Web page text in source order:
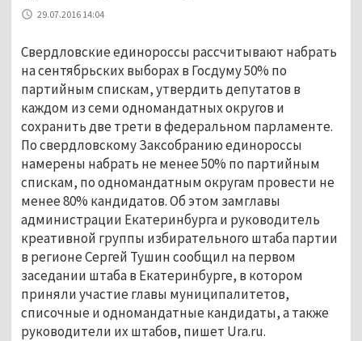
29.07.2016 14:04
Свердловские единороссы рассчитывают набрать
на сентябрьских выборах в Госдуму 50% по
партийным спискам, утвердить депутатов в
каждом из семи одномандатных округов и
сохранить две трети в федеральном парламенте.
По свердловскому Заксобранию единороссы
намерены набрать не менее 50% по партийным
спискам, по одномандатным округам провести не
менее 80% кандидатов. Об этом замглавы
администрации Екатеринбурга и руководитель
креативной группы избирательного штаба партии
в регионе Сергей Тушин сообщил на первом
заседании штаба в Екатеринбурге, в котором
приняли участие главы муниципалитетов,
списочные и одномандатные кандидаты, а также
руководители их штабов, пишет Ura.ru.